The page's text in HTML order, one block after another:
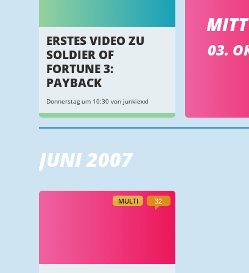
ERSTES VIDEO ZU
SOLDIER OF
FORTUNE 3:
PAYBACK
Donnerstag um 10:30 von junkiexxl
03.
JUNI 2007
MULTI 32